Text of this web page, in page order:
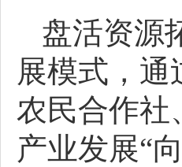
盘活资源
展模式，
农民合作社
产业发展“